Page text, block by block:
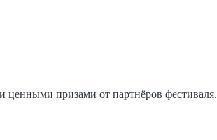
призами от партнёров фестиваля.